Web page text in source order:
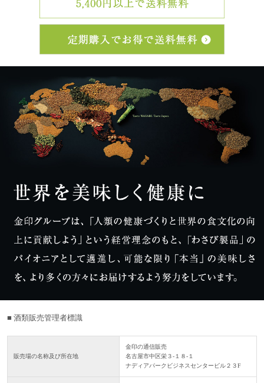
■ 酒類販売管理者標識
販売場の名称及び所在地
金印の通信販売
名古屋市中区栄３-１８-１
ナディアパークビジネスセンタービル２３F